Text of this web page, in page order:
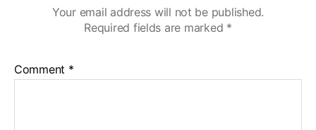
Your email address will not be published.
Required fields are marked *
Comment *